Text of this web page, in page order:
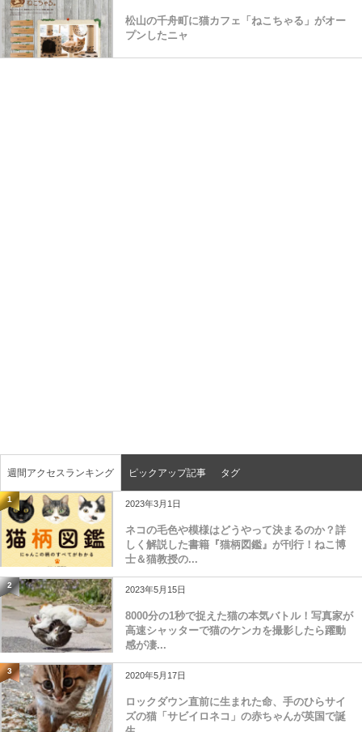
松山の千舟町に猫カフェ「ねこちゃる」がオー
プンしたニャ
週間アクセスランキング ピックアップ記事 タグ
1 2023年3月1日
ネコの毛色や模様はどうやって決まるのか？詳
しく解説した書籍『猫柄図鑑』が刊行！ねこ博
士＆猫教授の...
2 2023年5月15日
8000分の1秒で捉えた猫の本気バトル！写真家が
高速シャッターで猫のケンカを撮影したら躍動
感が凄...
3 2020年5月17日
ロックダウン直前に生まれた命、手のひらサイ
ズの猫「サビイロネコ」の赤ちゃんが英国で誕